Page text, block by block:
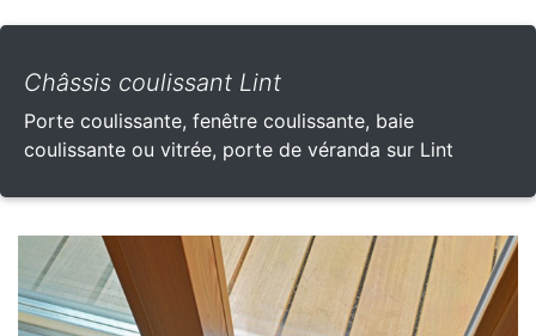
Châssis coulissant Lint
Porte coulissante, fenêtre coulissante, baie
coulissante ou vitrée, porte de véranda sur Lint